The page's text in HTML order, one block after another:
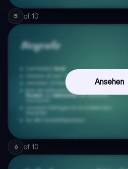
5 of 10
Ansehen
6 of 10